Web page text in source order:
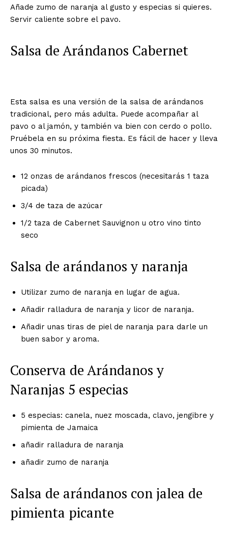
Añade zumo de naranja al gusto y especias si quieres.
Servir caliente sobre el pavo.
Salsa de Arándanos Cabernet
Esta salsa es una versión de la salsa de arándanos
tradicional, pero más adulta. Puede acompañar al
pavo o al jamón, y también va bien con cerdo o pollo.
Pruébela en su próxima fiesta. Es fácil de hacer y lleva
unos 30 minutos.
12 onzas de arándanos frescos (necesitarás 1 taza
picada)
3/4 de taza de azúcar
1/2 taza de Cabernet Sauvignon u otro vino tinto
seco
Salsa de arándanos y naranja
Utilizar zumo de naranja en lugar de agua.
Añadir ralladura de naranja y licor de naranja.
Añadir unas tiras de piel de naranja para darle un
buen sabor y aroma.
Conserva de Arándanos y
Naranjas 5 especias
5 especias: canela, nuez moscada, clavo, jengibre y
pimienta de Jamaica
añadir ralladura de naranja
añadir zumo de naranja
Salsa de arándanos con jalea de
pimienta picante